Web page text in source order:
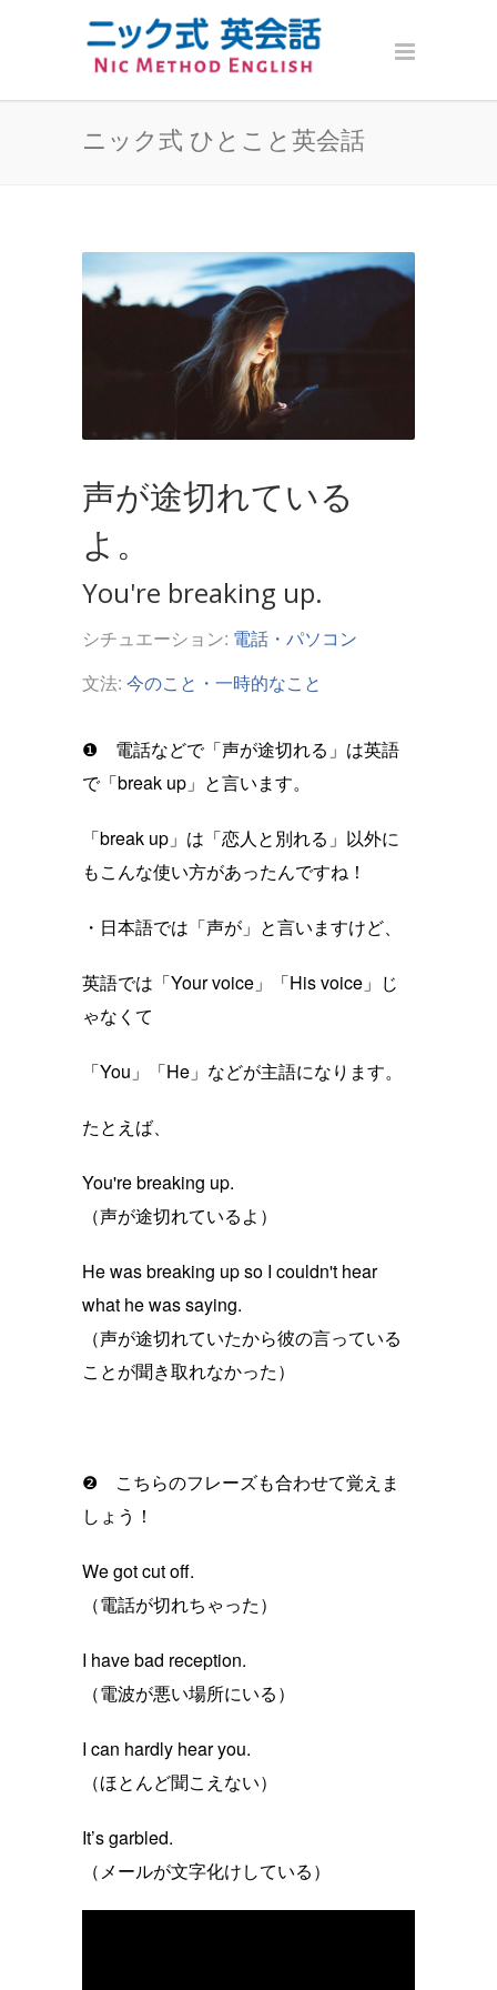
ニック式 ひとこと英会話
声が途切れている
よ。
You're breaking up.
シチュエーション: 電話・パソコン
文法: 今のこと・一時的なこと
❶ 電話などで「声が途切れる」は英語
で「break up」と言います。
「break up」は「恋人と別れる」以外に
もこんな使い方があったんですね！
・日本語では「声が」と言いますけど、
英語では「Your voice」「His voice」じ
ゃなくて
「You」「He」などが主語になります。
たとえば、
You're breaking up.
（声が途切れているよ）
He was breaking up so I couldn't hear
what he was saying.
（声が途切れていたから彼の言っている
ことが聞き取れなかった）
❷ こちらのフレーズも合わせて覚えま
しょう！
We got cut off.
（電話が切れちゃった）
I have bad reception.
（電波が悪い場所にいる）
I can hardly hear you.
（ほとんど聞こえない）
It’s garbled.
（メールが文字化けしている）